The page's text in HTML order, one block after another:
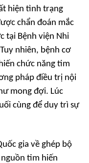
hiện tình trạng
chẩn đoán mắc
tại Bệnh viện Nhi
nhiên, bệnh cơ
chức năng tim
pháp điều trị nội
mong đợi. Lúc
cùng để duy trì sự
gia về ghép bộ
tim hiến